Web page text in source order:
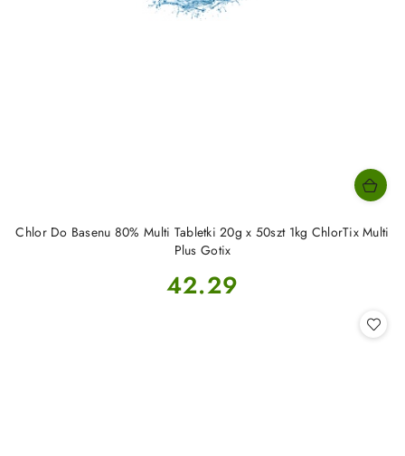
Chlor Do Basenu 80% Multi Tabletki 20g x 50szt 1kg ChlorTix Multi
Plus Gotix
Cena:
42.29